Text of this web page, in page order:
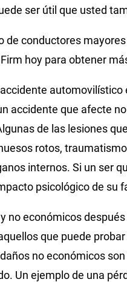
ser útil que usted
de conductores
hoy para obtener
automovilístico
accidente que afecte
de las lesiones
rotos,
internos. Si un ser
psicológico de su
no económicos
que puede
no económicos
Un ejemplo de una